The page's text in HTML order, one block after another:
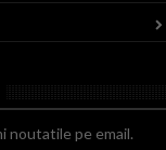
noutatile pe email.